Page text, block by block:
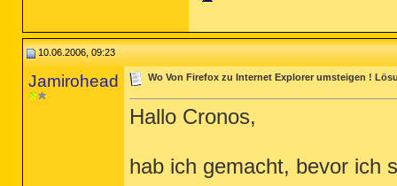
10.06.2006, 09:23
Jamirohead Wo Von Firefox zu Internet Explorer umsteigen !
Hallo Cronos,
hab ich gemacht, bevor ich